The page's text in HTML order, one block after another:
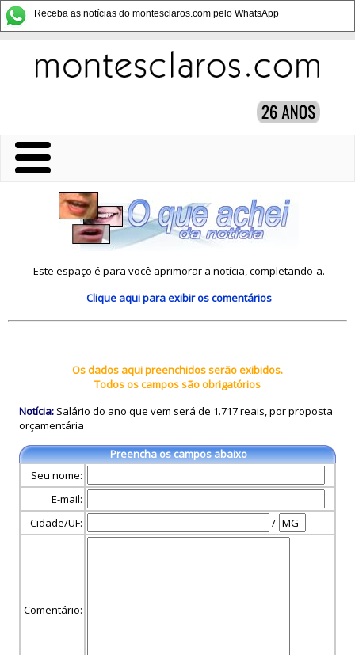
Receba as notícias do montesclaros.com pelo WhatsApp
Este espaço é para você aprimorar a notícia, completando-a.
Clique aquipara exibir os comentários
Os dados aqui preenchidos serão exibidos.
Todos os campos são obrigatórios
Notícia: Salário do ano que vem será de 1.717 reais, por proposta
orçamentária
Preencha os campos abaixo
Seu nome:
E-mail:
Cidade/UF:
/
Comentário: